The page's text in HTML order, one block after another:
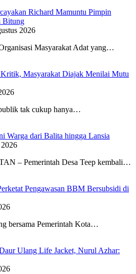
Richard Mamuntu Pimpin
Bitung
2026
Masyarakat Adat yang…
Masyarakat Diajak Menilai Mutu
tak cukup hanya…
Warga dari Balita hingga Lansia
– Pemerintah Desa Teep kembali…
Pengawasan BBM Bersubsidi di
bersama Pemerintah Kota…
Ulang Life Jacket, Nurul Azhar: